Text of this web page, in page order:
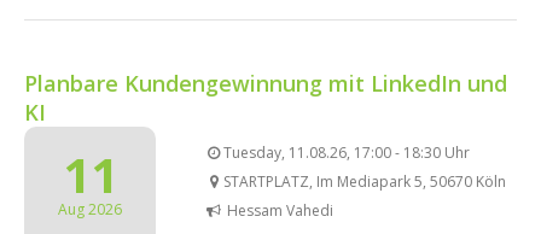
Planbare Kundengewinnung mit LinkedIn und
KI
11
Aug 2026
Tuesday, 11.08.26, 17:00 - 18:30 Uhr
STARTPLATZ, Im Mediapark 5, 50670 Köln
Hessam Vahedi